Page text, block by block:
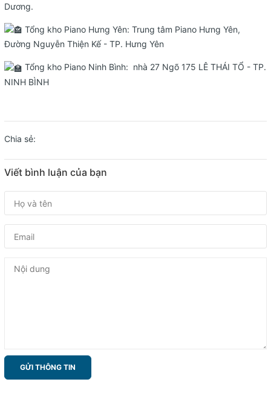
Dương.
Tổng kho Piano Hưng Yên: Trung tâm Piano Hưng Yên,
Đường Nguyễn Thiện Kế - TP. Hưng Yên
Tổng kho Piano Ninh Bình: nhà 27 Ngõ 175 LÊ THÁI TỔ - TP.
NINH BÌNH
Chia sẻ:
Viết bình luận của bạn
GỬI THÔNG TIN